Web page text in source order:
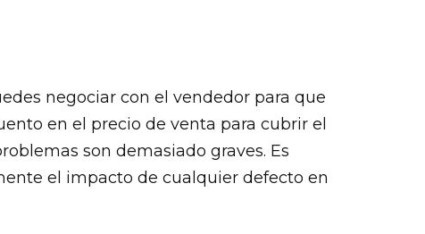
negociar con el vendedor para que
en el precio de venta para cubrir el
son demasiado graves. Es
el impacto de cualquier defecto en